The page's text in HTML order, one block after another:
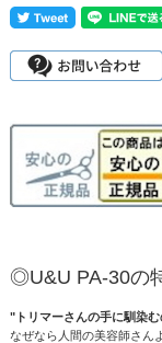
◎U&U PA-30の
"トリマーさんの手に馴染
なぜなら人間の美容師さん